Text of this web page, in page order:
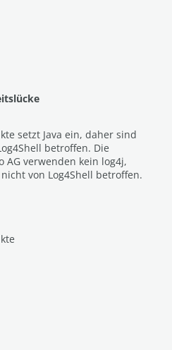
setzt Java ein, daher sind
betroffen. Die
AG verwenden kein log4j,
von Log4Shell betroffen.